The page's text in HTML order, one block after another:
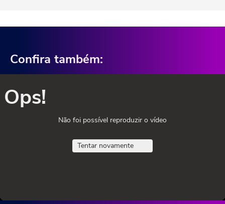
Confira também:
Ops!
Não foi possível reproduzir o vídeo
Tentar novamente